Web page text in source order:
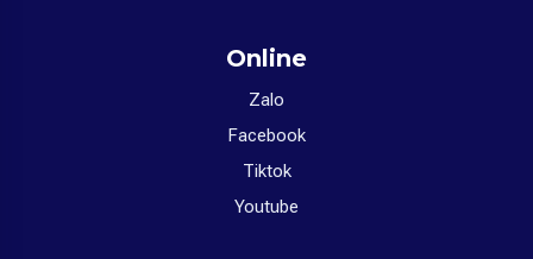
Online
Zalo
Facebook
Tiktok
Youtube